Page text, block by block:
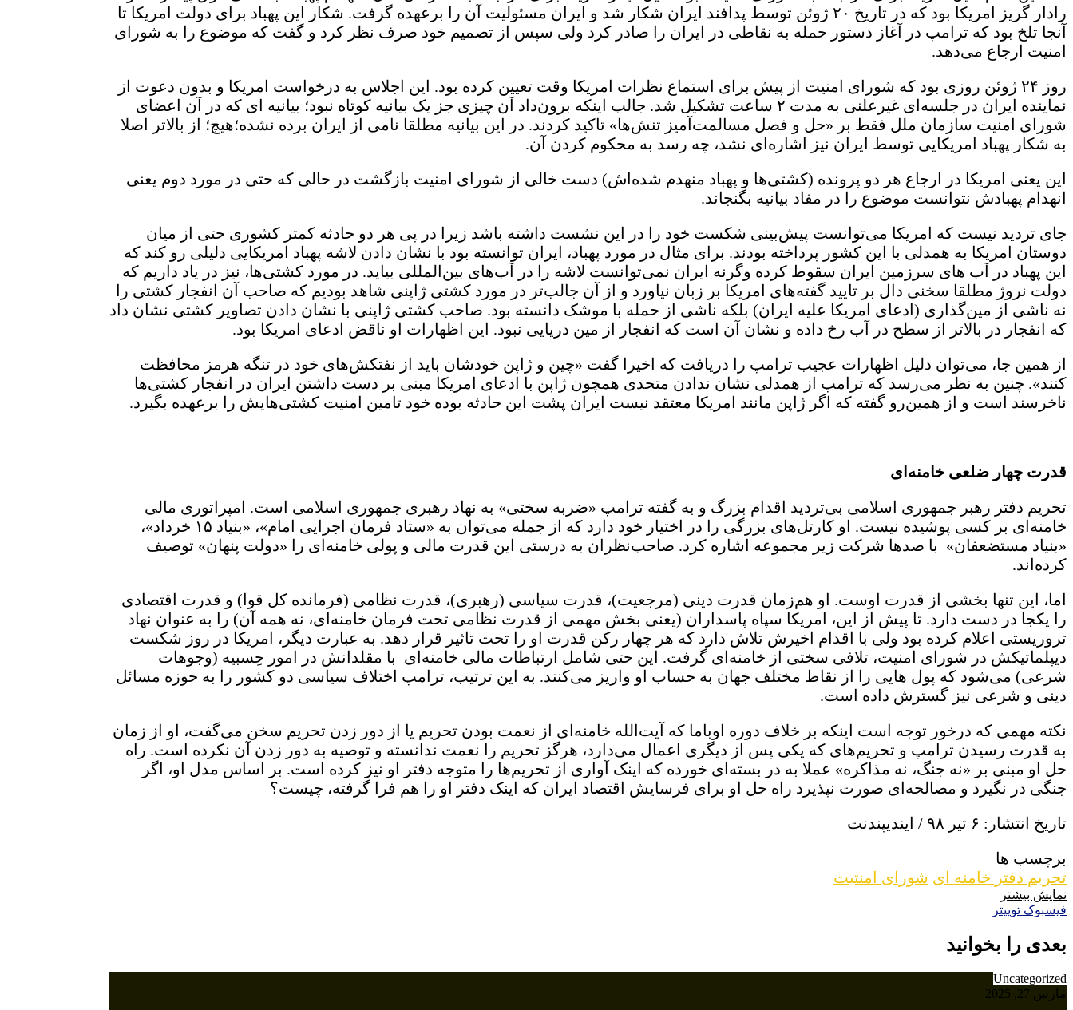
رادار گریز امریکا بود که در تاریخ ۲۰ ژوئن توسط پدافند ایران شکار شد و ایران مسئولیت آن را برعهده گرفت. شکار این پهباد برای دولت امریکا تا
آنجا تلخ بود که ترامپ در آغاز دستور حمله به نقاطی در ایران را صادر کرد ولی سپس از تصمیم خود صرف نظر کرد و گفت که موضوع را به شورای
امنیت ارجاع می‌دهد.
روز ۲۴ ژوئن روزی بود که شورای امنیت از پیش برای استماع نظرات امریکا وقت تعیین کرده بود. این اجلاس به درخواست امریکا و بدون دعوت از
نماینده ایران در جلسه‌ای غیرعلنی به مدت ۲ ساعت تشکیل شد. جالب اینکه برون‌داد آن چیزی جز یک بیانیه کوتاه نبود؛ بیانیه ای که در آن اعضای
شورای امنیت سازمان ملل فقط بر «حل و فصل مسالمت‌آمیز تنش‌ها» تاکید کردند. در این بیانیه مطلقا نامی از ایران برده نشده؛هیچ؛ از بالاتر اصلا
به شکار پهباد امریکایی توسط ایران نیز اشاره‌ای نشد، چه رسد به محکوم کردن آن.
این یعنی امریکا در ارجاع هر دو پرونده (کشتی‌ها و پهباد منهدم شده‌اش) دست خالی از شورای امنیت بازگشت در حالی که حتی در مورد دوم یعنی
انهدام پهبادش نتوانست موضوع را در مفاد بیانیه بگنجاند.
جای تردید نیست که امریکا می‌توانست پیش‌بینی شکست خود را در این نشست داشته باشد زیرا در پی هر دو حادثه کمتر کشوری حتی از میان
دوستان امریکا به همدلی با این کشور پرداخته بودند. برای مثال در مورد پهباد، ایران توانسته بود با نشان دادن لاشه پهباد امریکایی دلیلی رو کند که
این پهباد در آب های سرزمین ایران سقوط کرده وگرنه ایران نمی‌توانست لاشه را در آب‌های بین‌المللی بیاید. در مورد کشتی‌ها، نیز در یاد داریم که
دولت نروژ مطلقا سخنی دال بر تایید گفته‌های امریکا بر زبان نیاورد و از آن جالب‌تر در مورد کشتی ژاپنی شاهد بودیم که صاحب آن انفجار کشتی را
نه ناشی از مین‌گذاری (ادعای امریکا علیه ایران) بلکه ناشی از حمله با موشک دانسته بود. صاحب کشتی ژاپنی با نشان دادن تصاویر کشتی نشان داد
که انفجار در بالاتر از سطح در آب رخ داده و نشان آن است که انفجار از مین دریایی نبود. این اظهارات او ناقض ادعای امریکا بود.
از همین جا، می‌توان دلیل اظهارات عجیب ترامپ را دریافت که اخیرا گفت «چین و ژاپن خودشان باید از نفتکش‌های خود در تنگه هرمز محافظت
کنند». چنین به نظر می‌رسد که ترامپ از همدلی نشان ندادن متحدی همچون ژاپن با ادعای امریکا مبنی بر دست داشتن ایران در انفجار کشتی‌ها
ناخرسند است و از همین‌رو گفته که اگر ژاپن مانند امریکا معتقد نیست ایران پشت این حادثه بوده خود تامین امنیت کشتی‌هایش را برعهده بگیرد.
قدرت چهار ضلعی خامنه‌ای
تحریم دفتر رهبر جمهوری اسلامی بی‌تردید اقدام بزرگ و به گفته ترامپ «ضربه سختی» به نهاد رهبری جمهوری اسلامی است. امپراتوری مالی
خامنه‌ای بر کسی پوشیده نیست. او کارتل‌های بزرگی را در اختیار خود دارد که از جمله می‌توان به «ستاد فرمان اجرایی امام»، «بنیاد ۱۵ خرداد»،
«بنیاد مستضعفان» با صدها شرکت زیر مجموعه اشاره کرد. صاحب‌نظران به درستی این قدرت مالی و پولی خامنه‌ای را «دولت پنهان» توصیف
کرده‌اند.
اما، این تنها بخشی از قدرت اوست. او هم‌زمان قدرت دینی (مرجعیت)، قدرت سیاسی (رهبری)، قدرت نظامی (فرمانده کل قوا) و قدرت اقتصادی
را یکجا در دست دارد. تا پیش از این، امریکا سپاه پاسداران (یعنی بخش مهمی از قدرت نظامی تحت فرمان خامنه‌ای، نه همه آن) را به عنوان نهاد
تروریستی اعلام کرده بود ولی با اقدام اخیرش تلاش دارد که هر چهار رکن قدرت او را تحت تاثیر قرار دهد. به عبارت دیگر، امریکا در روز شکست
دیپلماتیکش در شورای امنیت، تلافی سختی از خامنه‌ای گرفت. این حتی شامل ارتباطات مالی خامنه‌ای با مقلدانش در امور حِسبیه (وجوهات
شرعی) می‌شود که پول هایی را از نقاط مختلف جهان به حساب او واریز می‌کنند. به این ترتیب،‌ ترامپ اختلاف سیاسی دو کشور را به حوزه مسائل
دینی و شرعی نیز گسترش داده است.
نکته مهمی که درخور توجه است اینکه بر خلاف دوره اوباما که آیت‌الله خامنه‌ای از نعمت بودن تحریم یا از دور زدن تحریم سخن می‌گفت، او از زمان
به قدرت رسیدن ترامپ و تحریم‌های که یکی پس از دیگری اعمال می‌دارد، هرگز تحریم را نعمت ندانسته و توصیه به دور زدن آن نکرده است. راه
حل او مبنی بر «نه جنگ، نه مذاکره» عملا به در بسته‌ای خورده که اینک آواری از تحریم‌ها را متوجه دفتر او نیز کرده است. بر اساس مدل او، اگر
جنگی در نگیرد و مصالحه‌ای صورت نپذیرد راه حل او برای فرسایش اقتصاد ایران که اینک دفتر او را هم فرا گرفته، چیست؟
تاریخ انتشار: ۶ تیر ۹۸ / ایندیپندنت
برچسب ها
تحریم دفتر خامنه ای شورای امنتیت
نمایش بیشتر
فیسبوک توییتر
با
ایمیل
بعدی را بخوانید
Uncategorized
مارس 27, 2025